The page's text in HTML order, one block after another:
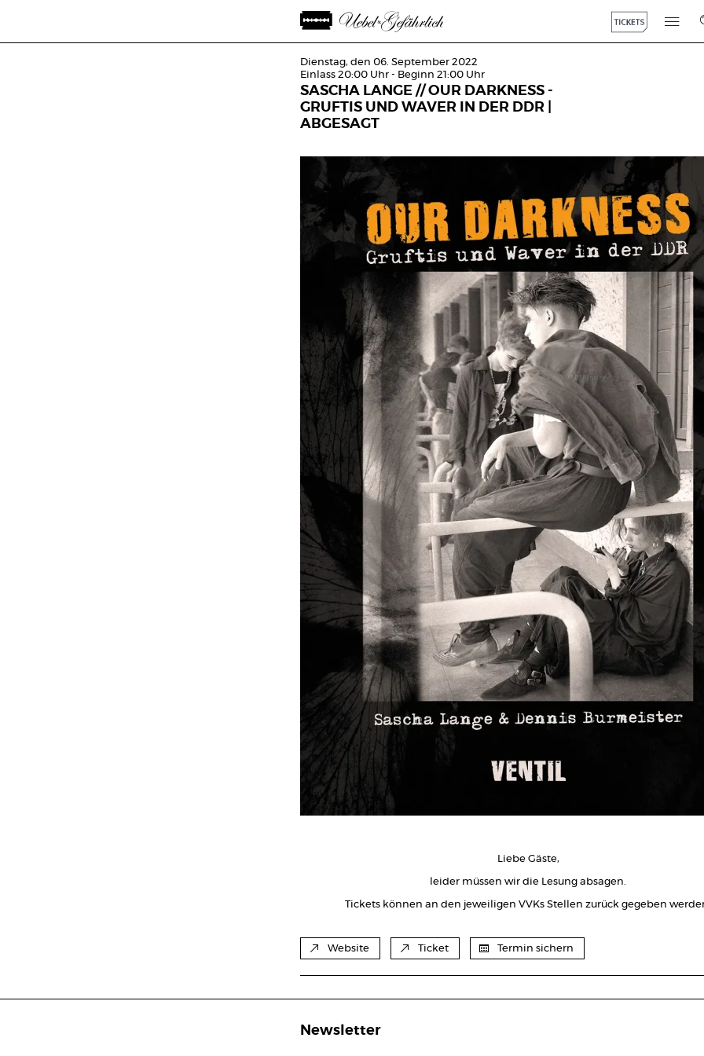
Dienstag, den 06. September 2022
Einlass 20:00 Uhr - Beginn 21:00 Uhr
SASCHA LANGE // OUR DARKNESS -
GRUFTIS UND WAVER IN DER DDR |
ABGESAGT
Liebe Gäste,
leider müssen wir die Lesung absagen.
Tickets können an den jeweiligen VVKs Stellen zurück gegeben
Website Ticket Termin sichern
Newsletter